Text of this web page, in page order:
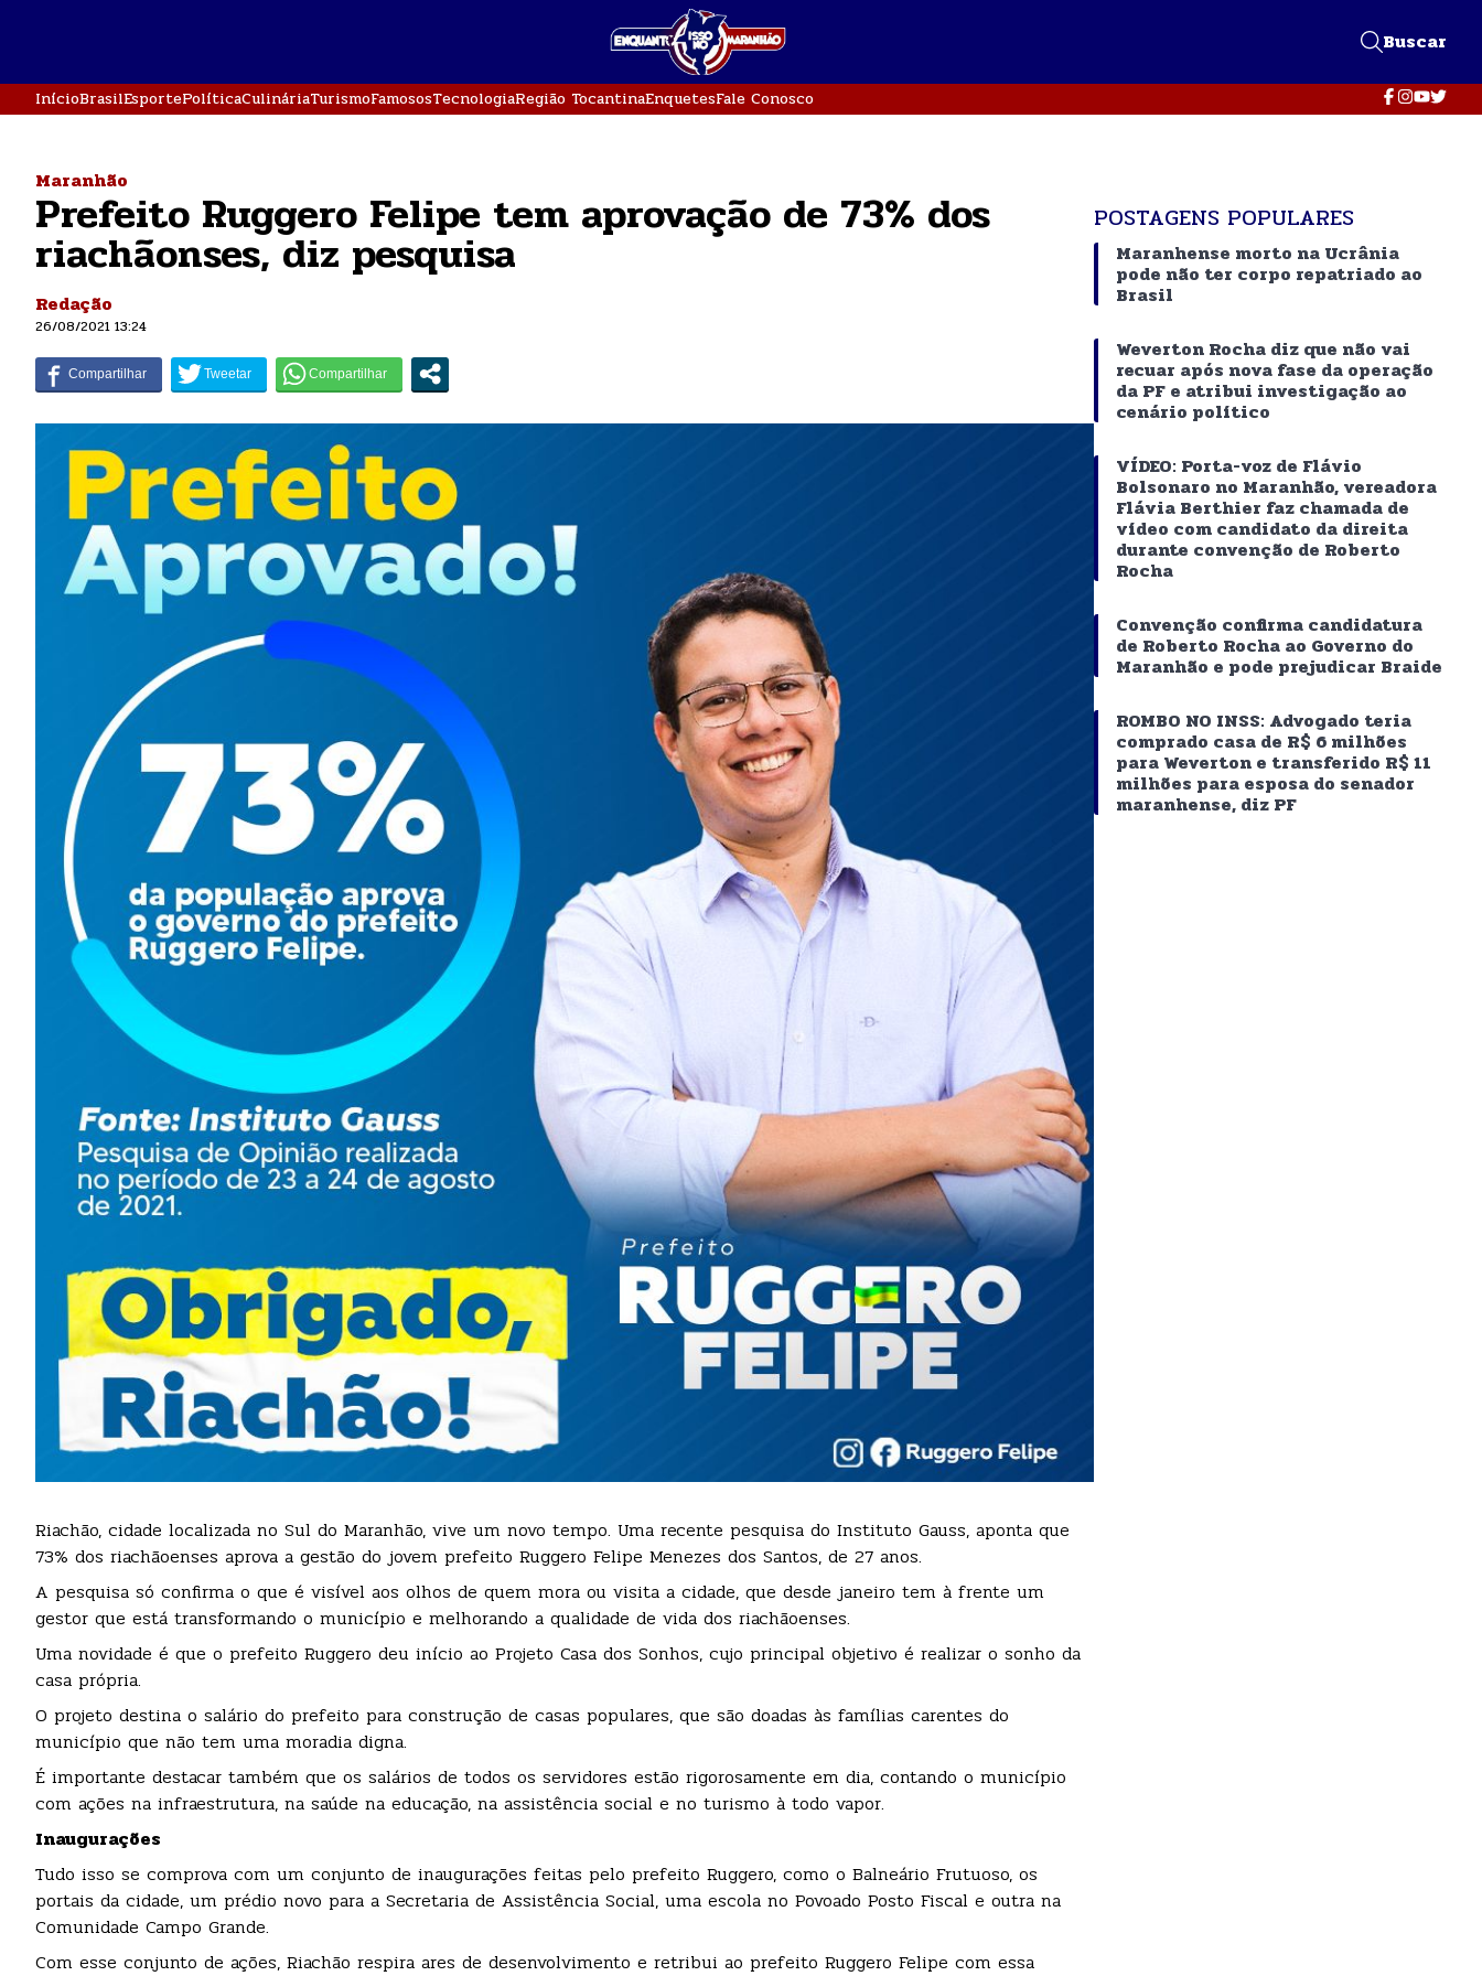
Buscar
InícioBrasilEsportePolíticaCulináriaTurismoFamososTecnologiaRegião TocantinaEnquetesFale Conosco
Maranhão
Prefeito Ruggero Felipe tem aprovação de 73% dos
riachãonses, diz pesquisa
Redação
26/08/2021 13:24
Riachão, cidade localizada no Sul do Maranhão, vive um novo tempo. Uma recente pesquisa do Instituto Gauss, aponta que
73% dos riachãoenses aprova a gestão do jovem prefeito Ruggero Felipe Menezes dos Santos, de 27 anos.
A pesquisa só confirma o que é visível aos olhos de quem mora ou visita a cidade, que desde janeiro tem à frente um
gestor que está transformando o município e melhorando a qualidade de vida dos riachãoenses.
Uma novidade é que o prefeito Ruggero deu início ao Projeto Casa dos Sonhos, cujo principal objetivo é realizar o sonho da
casa própria.
O projeto destina o salário do prefeito para construção de casas populares, que são doadas às famílias carentes do
município que não tem uma moradia digna.
É importante destacar também que os salários de todos os servidores estão rigorosamente em dia, contando o município
com ações na infraestrutura, na saúde na educação, na assistência social e no turismo à todo vapor.
Inaugurações
Tudo isso se comprova com um conjunto de inaugurações feitas pelo prefeito Ruggero, como o Balneário Frutuoso, os
portais da cidade, um prédio novo para a Secretaria de Assistência Social, uma escola no Povoado Posto Fiscal e outra na
Comunidade Campo Grande.
Com esse conjunto de ações, Riachão respira ares de desenvolvimento e retribui ao prefeito Ruggero Felipe com essa
POSTAGENS POPULARES
Maranhense morto na Ucrânia
pode não ter corpo repatriado ao
Brasil
Weverton Rocha diz que não vai
recuar após nova fase da operação
da PF e atribui investigação ao
cenário político
VÍDEO: Porta-voz de Flávio
Bolsonaro no Maranhão, vereadora
Flávia Berthier faz chamada de
vídeo com candidato da direita
durante convenção de Roberto
Rocha
Convenção confirma candidatura
de Roberto Rocha ao Governo do
Maranhão e pode prejudicar Braide
ROMBO NO INSS: Advogado teria
comprado casa de R$ 6 milhões
para Weverton e transferido R$ 11
milhões para esposa do senador
maranhense, diz PF